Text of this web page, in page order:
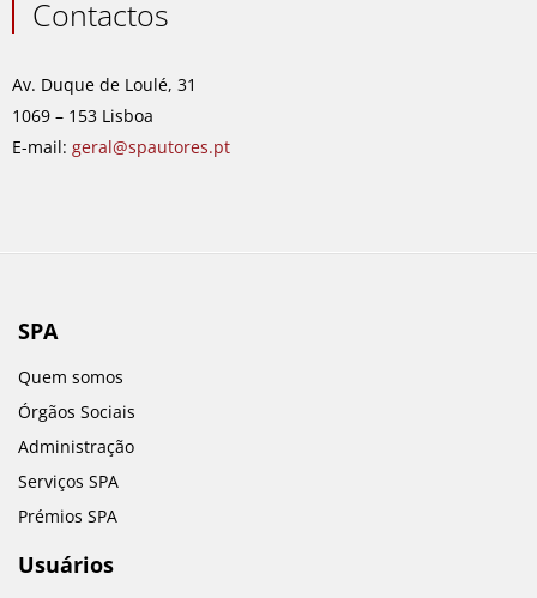
b
o
k
a
r
a
m
e
i
n
Contactos
Av. Duque de Loulé, 31
1069 – 153 Lisboa
E-mail: geral@spautores.pt
SPA
Quem somos
Órgãos Sociais
Administração
Serviços SPA
Prémios SPA
Usuários